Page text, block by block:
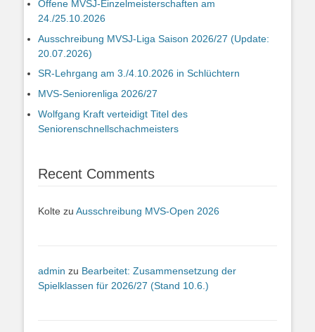
Offene MVSJ-Einzelmeisterschaften am
24./25.10.2026
Ausschreibung MVSJ-Liga Saison 2026/27 (Update:
20.07.2026)
SR-Lehrgang am 3./4.10.2026 in Schlüchtern
MVS-Seniorenliga 2026/27
Wolfgang Kraft verteidigt Titel des
Seniorenschnellschachmeisters
Recent Comments
Kolte zu Ausschreibung MVS-Open 2026
admin zu Bearbeitet: Zusammensetzung der
Spielklassen für 2026/27 (Stand 10.6.)